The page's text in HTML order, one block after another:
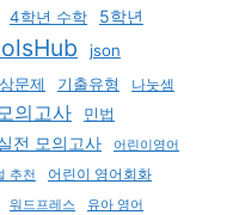
4학년 수학 5학년
json
문제 기출유형 나눗셈
모의고사
민법
전 모의고사
어린이영어
추천
어린이 영어회화
워드프레스 유아 영어